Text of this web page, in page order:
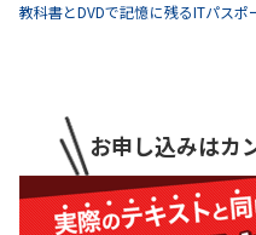
教科書とDVDで記憶に残るITパスポ
お申し込みはカ